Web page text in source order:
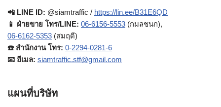
📲 LINE ID: @siamtraffic / https://lin.ee/B31E6QD
📱 ฝ่ายขาย โทร/LINE: 06-6156-5553 (กมลชนก),
06-6162-5353 (สมฤดี)
☎️ สำนักงาน โทร: 0-2294-0281-6
📧 อีเมล: siamtraffic.stf@gmail.com
แผนที่บริษัท